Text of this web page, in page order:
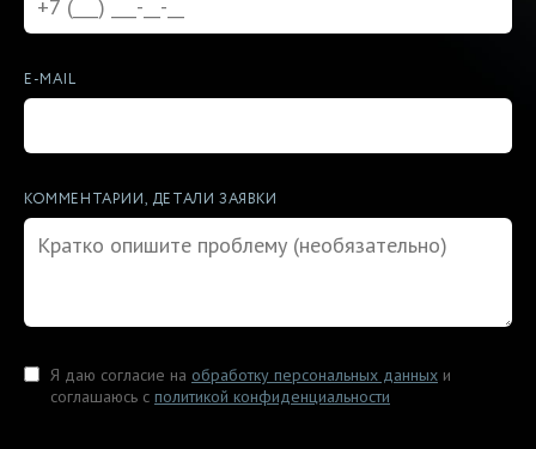
E-MAIL
КОММЕНТАРИИ, ДЕТАЛИ ЗАЯВКИ
Я даю согласие на обработку персональных данных и
соглашаюсь с политикой конфиденциальности